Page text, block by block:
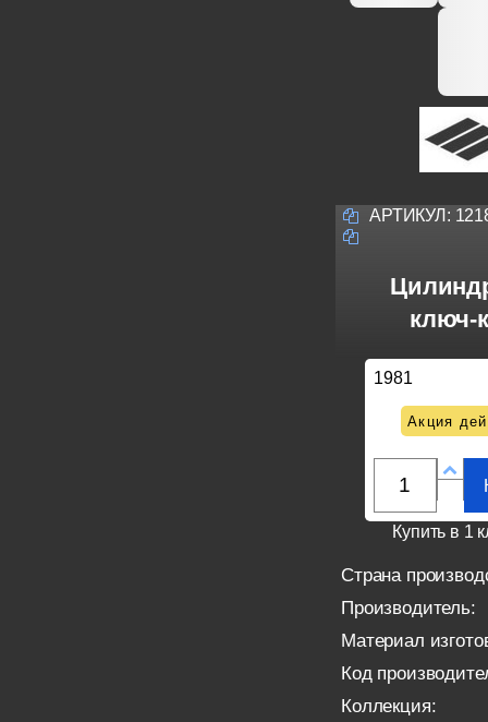
АРТИКУЛ:
ключ-
1981
Акция
Купить в 1
Страна
Производитель:
Материал
Код
Коллекция: